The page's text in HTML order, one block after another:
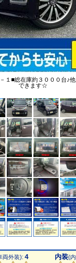
１■総在庫約３０００台♪
できます☆
両外装): 4 内装(